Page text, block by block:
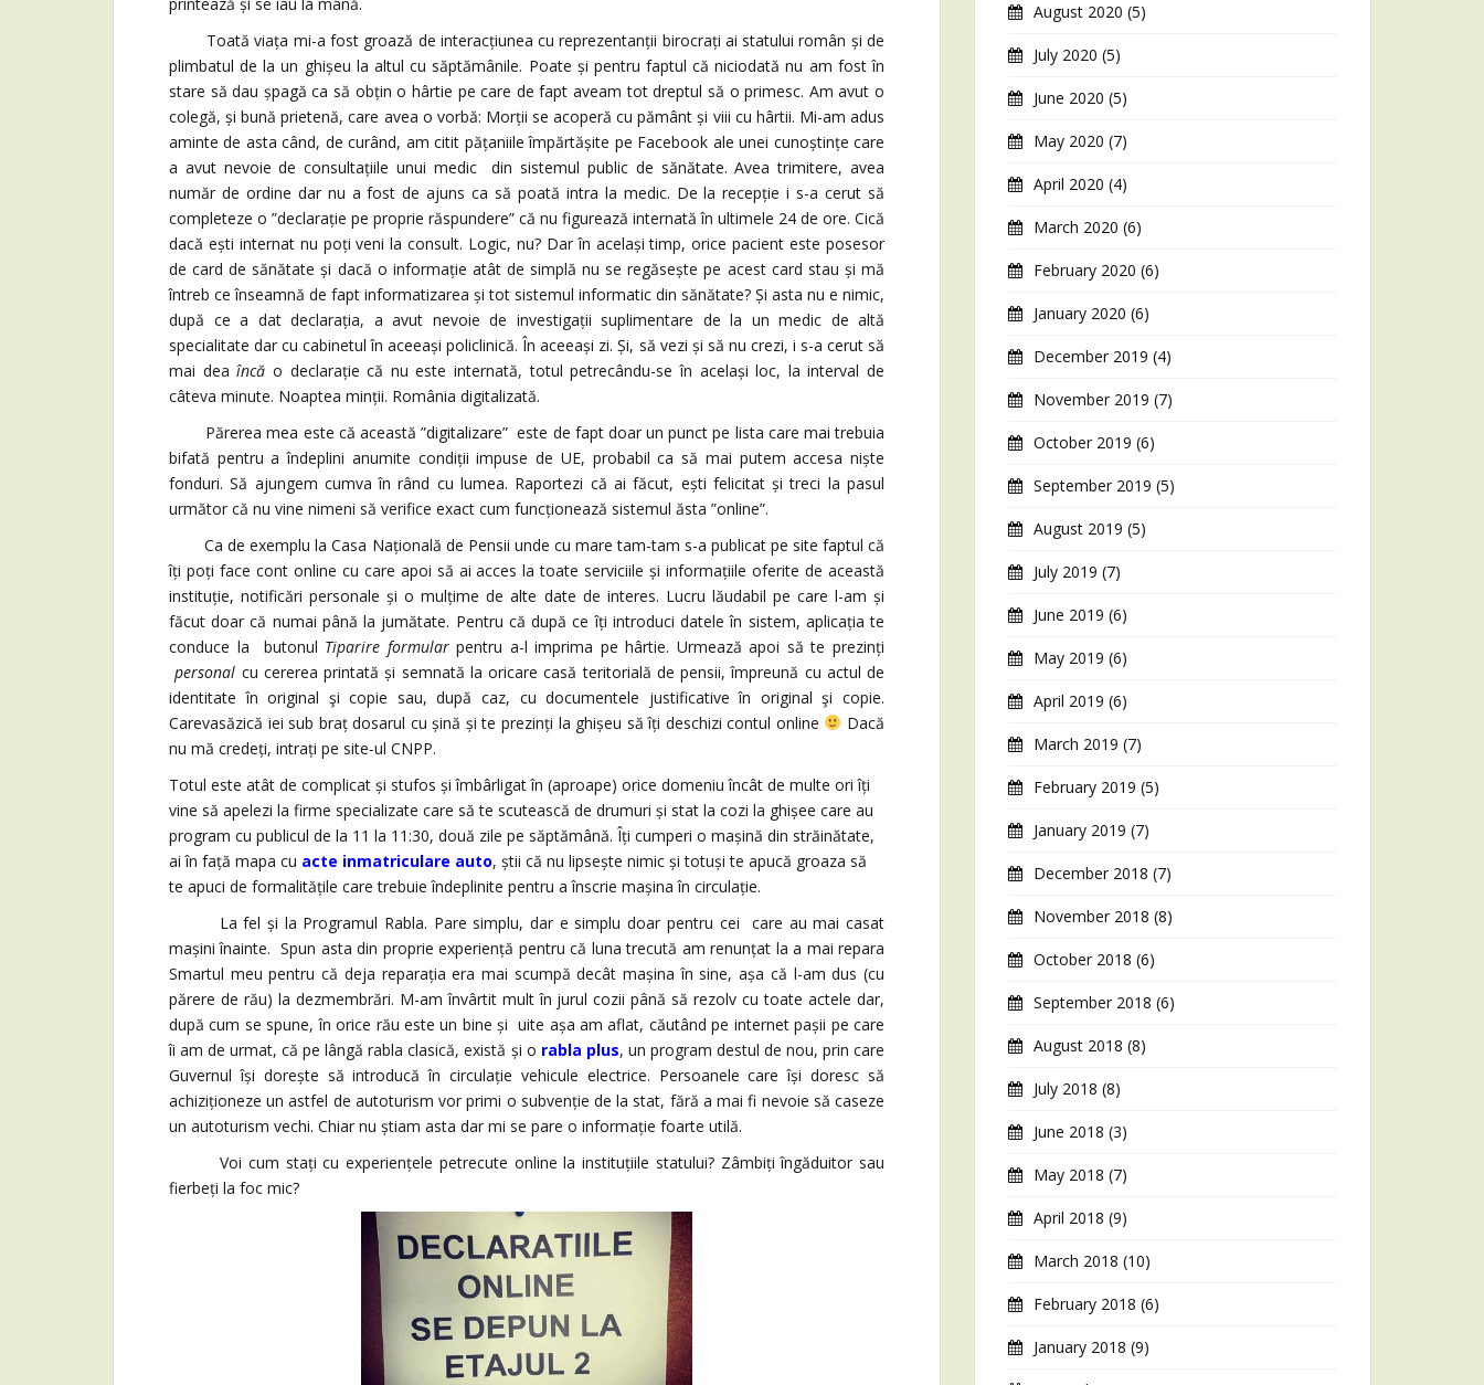
Toată viața mi-a fost groază de interacțiunea cu reprezentanții birocrați ai statului român și de
plimbatul de la un ghișeu la altul cu săptămânile. Poate și pentru faptul că niciodată nu am fost în
stare să dau șpagă ca să obțin o hârtie pe care de fapt aveam tot dreptul să o primesc. Am avut o
colegă, și bună prietenă, care avea o vorbă: Morții se acoperă cu pământ și viii cu hârtii. Mi-am adus
aminte de asta când, de curând, am citit pățaniile împărtășite pe Facebook ale unei cunoștințe care
a avut nevoie de consultațiile unui medic din sistemul public de sănătate. Avea trimitere, avea
număr de ordine dar nu a fost de ajuns ca să poată intra la medic. De la recepție i s-a cerut să
completeze o ”declarație pe proprie răspundere” că nu figurează internată în ultimele 24 de ore. Cică
dacă ești internat nu poți veni la consult. Logic, nu? Dar în același timp, orice pacient este posesor
de card de sănătate și dacă o informație atât de simplă nu se regăsește pe acest card stau și mă
întreb ce înseamnă de fapt informatizarea și tot sistemul informatic din sănătate? Și asta nu e nimic,
după ce a dat declarația, a avut nevoie de investigații suplimentare de la un medic de altă
specialitate dar cu cabinetul în aceeași policlinică. În aceeași zi. Și, să vezi și să nu crezi, i s-a cerut să
mai dea încă o declarație că nu este internată, totul petrecându-se în același loc, la interval de
câteva minute. Noaptea minții. România digitalizată.
Părerea mea este că această ”digitalizare” este de fapt doar un punct pe lista care mai trebuia
bifată pentru a îndeplini anumite condiții impuse de UE, probabil ca să mai putem accesa niște
fonduri. Să ajungem cumva în rând cu lumea. Raportezi că ai făcut, ești felicitat și treci la pasul
următor că nu vine nimeni să verifice exact cum funcționează sistemul ăsta ”online”.
Ca de exemplu la Casa Națională de Pensii unde cu mare tam-tam s-a publicat pe site faptul că
îți poți face cont online cu care apoi să ai acces la toate serviciile și informațiile oferite de această
instituție, notificări personale și o mulțime de alte date de interes. Lucru lăudabil pe care l-am și
făcut doar că numai până la jumătate. Pentru că după ce îți introduci datele în sistem, aplicația te
conduce la butonul Tiparire formularpentru a-l imprima pe hârtie. Urmează apoi să te prezinți
personal cu cererea printată și semnată la oricare casă teritorială de pensii, împreună cu actul de
identitate în original şi copie sau, după caz, cu documentele justificative în original şi copie.
Carevasăzică iei sub braț dosarul cu șină și te prezinți la ghișeu să îți deschizi contul online
Dacă
nu mă credeți, intrați pe site-ul CNPP.
Totul este atât de complicat și stufos și îmbârligat în (aproape) orice domeniu încât de multe ori îți
vine să apelezi la firme specializate care să te scutească de drumuri și stat la cozi la ghișee care au
program cu publicul de la 11 la 11:30, două zile pe săptămână. Îți cumperi o mașină din străinătate,
ai în față mapa cu acte inmatriculare auto, știi că nu lipsește nimic și totuși te apucă groaza să
te apuci de formalitățile care trebuie îndeplinite pentru a înscrie mașina în circulație.
La fel și la Programul Rabla. Pare simplu, dar e simplu doar pentru cei care au mai casat
mașini înainte. Spun asta din proprie experiență pentru că luna trecută am renunțat la a mai repara
Smartul meu pentru că deja reparația era mai scumpă decât mașina în sine, așa că l-am dus (cu
părere de rău) la dezmembrări. M-am învârtit mult în jurul cozii până să rezolv cu toate actele dar,
după cum se spune, în orice rău este un bine și uite așa am aflat, căutând pe internet pașii pe care
îi am de urmat, că pe lângă rabla clasică, există și o rabla plus, un program destul de nou, prin care
Guvernul își dorește să introducă în circulație vehicule electrice. Persoanele care își doresc să
achiziționeze un astfel de autoturism vor primi o subvenție de la stat, fără a mai fi nevoie să caseze
un autoturism vechi. Chiar nu știam asta dar mi se pare o informație foarte utilă.
Voi cum stați cu experiențele petrecute online la instituțiile statului? Zâmbiți îngăduitor sau
fierbeți la foc mic?
August 2020 (5)
July 2020 (5)
June 2020 (5)
May 2020 (7)
April 2020 (4)
March 2020 (6)
February 2020 (6)
January 2020 (6)
December 2019 (4)
November 2019 (7)
October 2019 (6)
September 2019 (5)
August 2019 (5)
July 2019 (7)
June 2019 (6)
May 2019 (6)
April 2019 (6)
March 2019 (7)
February 2019 (5)
January 2019 (7)
December 2018 (7)
November 2018 (8)
October 2018 (6)
September 2018 (6)
August 2018 (8)
July 2018 (8)
June 2018 (3)
May 2018 (7)
April 2018 (9)
March 2018 (10)
February 2018 (6)
January 2018 (9)